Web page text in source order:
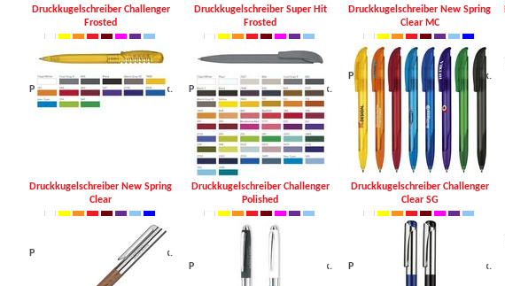
Druckkugelschreiber Challenger
Frosted
gefrostetes Gehäuse
Preis auf Anfrage, mind. 500 Stk.
Druckkugelschreiber Super Hit
Frosted
Gehäuse gefrostet
Preis auf Anfrage, mind. 500 Stk.
Druckkugelschreiber New Spring
Clear MC
breiter Metallclip
Preis auf Anfrage, mind. 250 Stk.
Druckkugelschreiber New Spring
Clear
breiter Kunststoffclip
Preis auf Anfrage, mind. 250 Stk.
Druckkugelschreiber Challenger
Polished
polierte Oberfläche
Preis auf Anfrage, mind. 500 Stk.
Druckkugelschreiber Challenger
Clear SG
Softgriffzone
Preis auf Anfrage, mind. 250 Stk.